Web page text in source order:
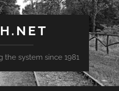
the system since 1981